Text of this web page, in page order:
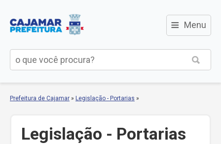
≡ Menu
Prefeitura de Cajamar » Legislação - Portarias »
Legislação - Portarias